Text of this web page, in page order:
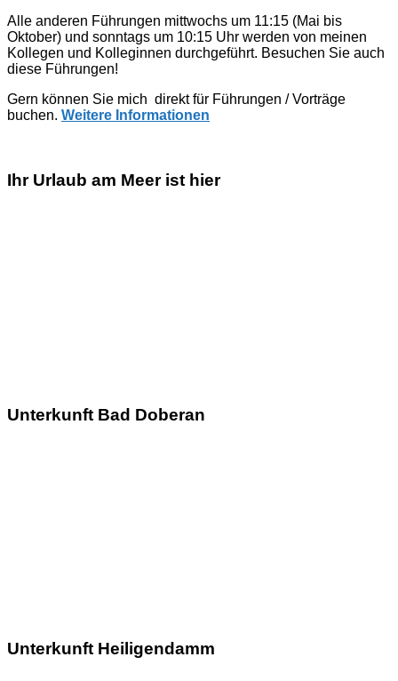
Alle anderen Führungen mittwochs um 11:15 (Mai bis
Oktober) und sonntags um 10:15 Uhr werden von meinen
Kollegen und Kolleginnen durchgeführt. Besuchen Sie auch
diese Führungen!
Gern können Sie mich direkt für Führungen / Vorträge
buchen. Weitere Informationen
Ihr Urlaub am Meer ist hier
Unterkunft Bad Doberan
Unterkunft Heiligendamm